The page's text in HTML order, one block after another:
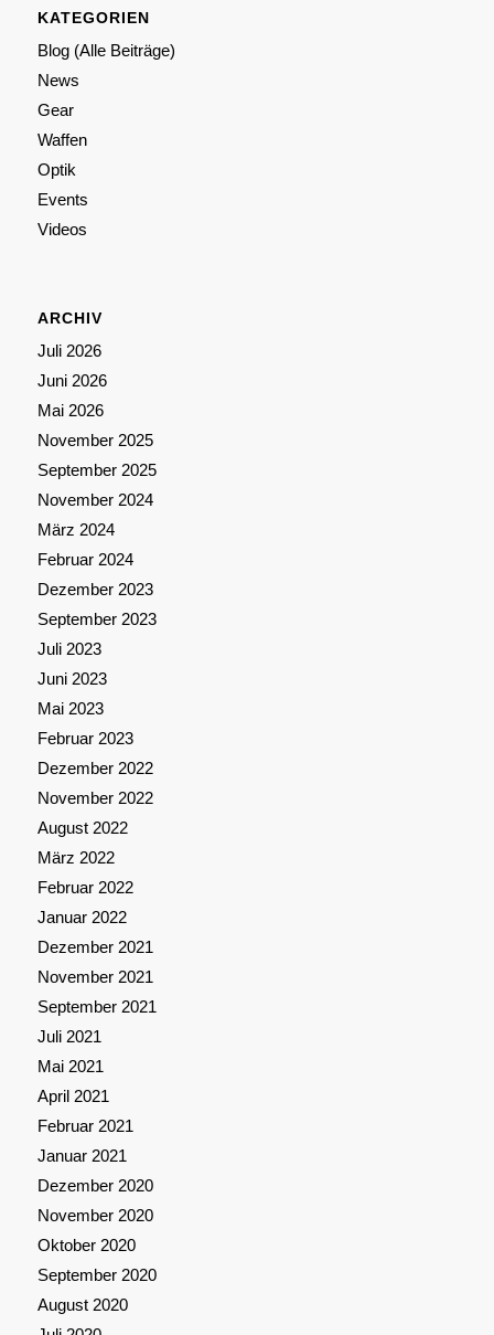
KATEGORIEN
Blog (Alle Beiträge)
News
Gear
Waffen
Optik
Events
Videos
ARCHIV
Juli 2026
Juni 2026
Mai 2026
November 2025
September 2025
November 2024
März 2024
Februar 2024
Dezember 2023
September 2023
Juli 2023
Juni 2023
Mai 2023
Februar 2023
Dezember 2022
November 2022
August 2022
März 2022
Februar 2022
Januar 2022
Dezember 2021
November 2021
September 2021
Juli 2021
Mai 2021
April 2021
Februar 2021
Januar 2021
Dezember 2020
November 2020
Oktober 2020
September 2020
August 2020